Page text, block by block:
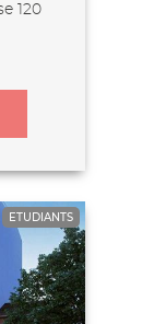
120
ETUDIANTS